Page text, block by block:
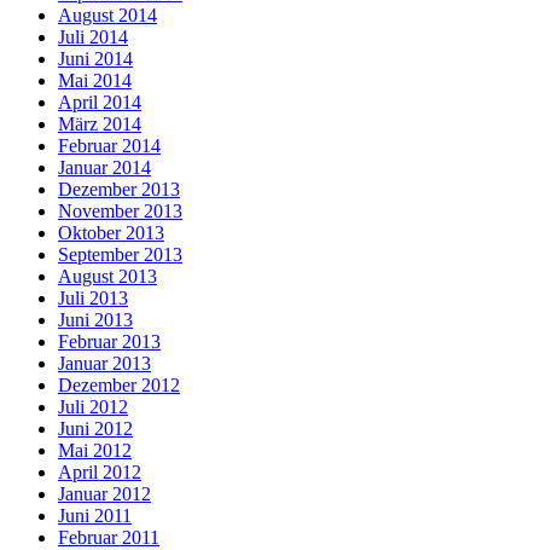
August 2014
Juli 2014
Juni 2014
Mai 2014
April 2014
März 2014
Februar 2014
Januar 2014
Dezember 2013
November 2013
Oktober 2013
September 2013
August 2013
Juli 2013
Juni 2013
Februar 2013
Januar 2013
Dezember 2012
Juli 2012
Juni 2012
Mai 2012
April 2012
Januar 2012
Juni 2011
Februar 2011